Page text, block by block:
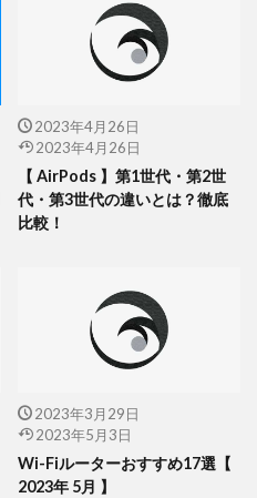
2023年4月26日
2023年4月26日
【 AirPods 】第1世代・第2世
代・第3世代の違いとは？徹底
比較！
2023年3月29日
2023年5月3日
Wi-Fiルーターおすすめ17選【
2023年 5月 】